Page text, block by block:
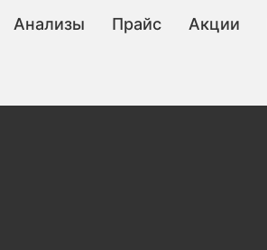
Анализы Прайс Акции